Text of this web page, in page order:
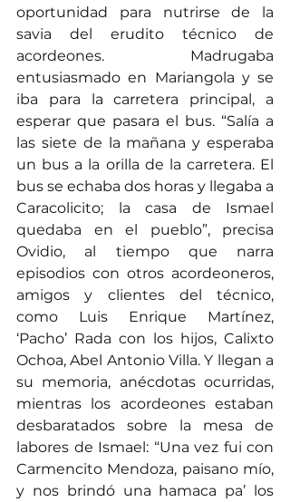
oportunidad para nutrirse de la
savia del erudito técnico de
acordeones. Madrugaba
entusiasmado en Mariangola y se
iba para la carretera principal, a
esperar que pasara el bus. “Salía a
las siete de la mañana y esperaba
un bus a la orilla de la carretera. El
bus se echaba dos horas y llegaba a
Caracolicito; la casa de Ismael
quedaba en el pueblo”, precisa
Ovidio, al tiempo que narra
episodios con otros acordeoneros,
amigos y clientes del técnico,
como Luis Enrique Martínez,
‘Pacho’ Rada con los hijos, Calixto
Ochoa, Abel Antonio Villa. Y llegan a
su memoria, anécdotas ocurridas,
mientras los acordeones estaban
desbaratados sobre la mesa de
labores de Ismael: “Una vez fui con
Carmencito Mendoza, paisano mío,
y nos brindó una hamaca pa’ los